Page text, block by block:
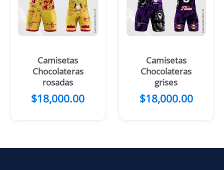
Camisetas
Chocolateras
rosadas
$18,000.00
Camisetas
Chocolateras
grises
$18,000.00